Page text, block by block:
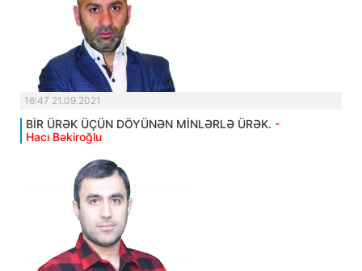
16:47 21.09.2021
BİR ÜRƏK ÜÇÜN DÖYÜNƏN MİNLƏRLƏ ÜRƏK. -
Hacı Bəkiroğlu